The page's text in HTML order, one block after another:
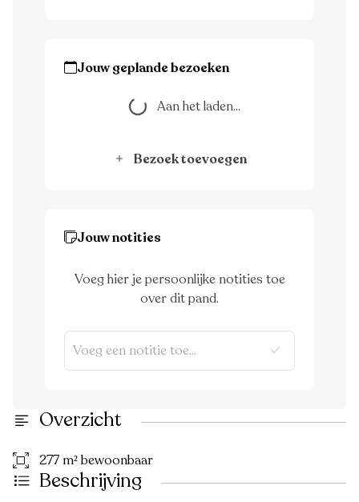
Jouw geplande bezoeken
Aan het laden...Aan het laden...
Bezoek toevoegen
Jouw notities
Voeg hier je persoonlijke notities toe
over dit pand.
Overzicht
277 m² bewoonbaar
Beschrijving